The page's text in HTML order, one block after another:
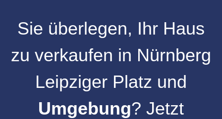
Sie überlegen, Ihr Haus
zu verkaufen in Nürnberg
Leipziger Platz und
Umgebung? Jetzt